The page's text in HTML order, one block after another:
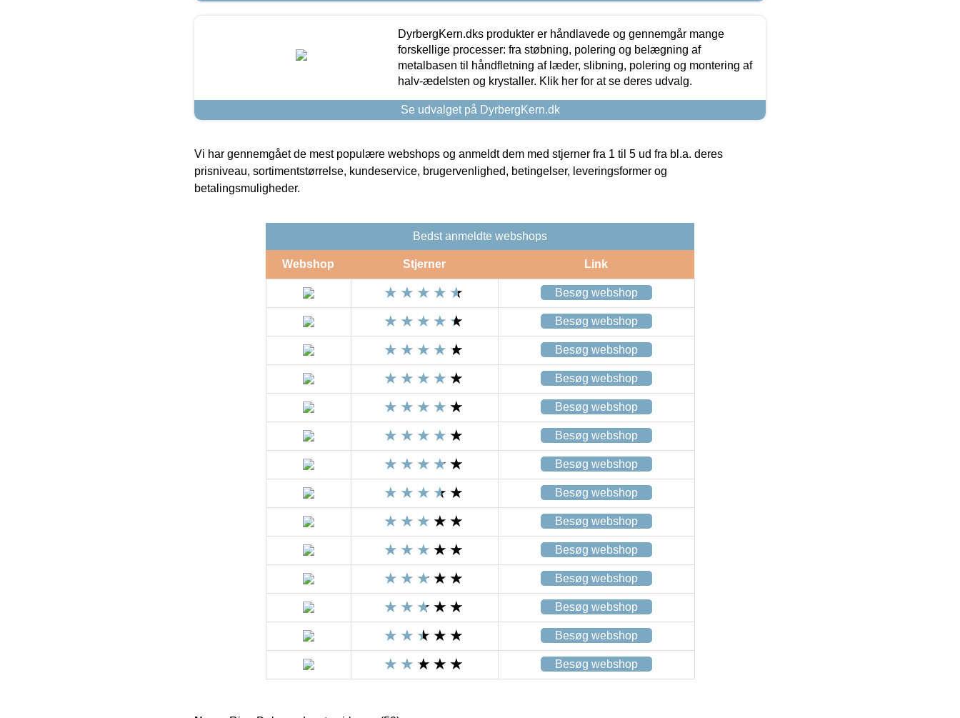
DyrbergKern.dks produkter er håndlavede og gennemgår mange
forskellige processer: fra støbning, polering og belægning af
metalbasen til håndfletning af læder, slibning, polering og montering af
halv-ædelsten og krystaller. Klik her for at se deres udvalg.
Se udvalget på DyrbergKern.dk
Vi har gennemgået de mest populære webshops og anmeldt dem med stjerner fra 1 til 5 ud fra bl.a. deres
prisniveau, sortimentstørrelse, kundeservice, brugervenlighed, betingelser, leveringsformer og
betalingsmuligheder.
Bedst anmeldte webshops
Webshop Stjerner Link
Besøg webshop
Besøg webshop
Besøg webshop
Besøg webshop
Besøg webshop
Besøg webshop
Besøg webshop
Besøg webshop
Besøg webshop
Besøg webshop
Besøg webshop
Besøg webshop
Besøg webshop
Besøg webshop